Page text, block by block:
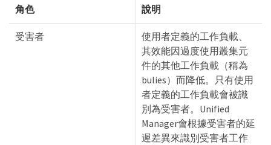
角色 說明
受害者
使用者定義的工作負載、
其效能因過度使用叢集元
件的其他工作負載（稱為
bulies）而降低。只有使用
者定義的工作負載會被識
別為受害者。Unified
Manager會根據受害者的延
遲差異來識別受害者工作